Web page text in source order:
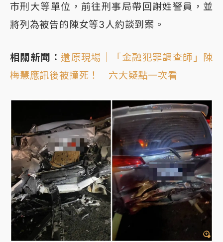
市刑大等單位，前往刑事局帶回謝姓警員，並
將列為被告的陳女等3人約談到案。
相關新聞： 還原現場｜「金融犯罪調查師」陳
梅慧應訊後被撞死！ 六大疑點一次看